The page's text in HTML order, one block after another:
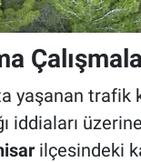
yaşanan trafik
iddiaları
ilçesindeki